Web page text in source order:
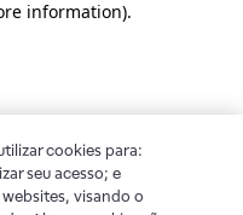
information).
cookies para:
seu acesso; e
visando o